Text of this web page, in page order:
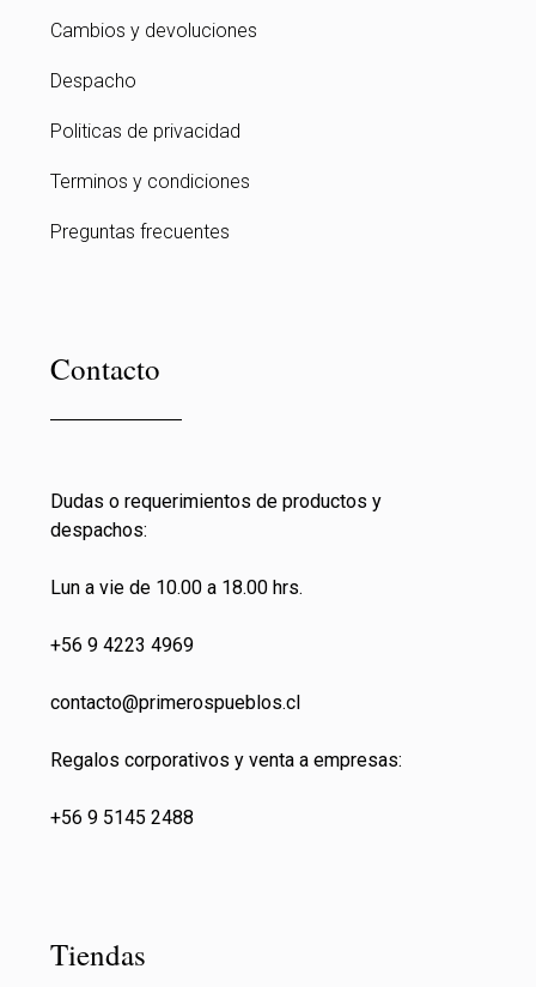
Cambios y devoluciones
Despacho
Politicas de privacidad
Terminos y condiciones
Preguntas frecuentes
Contacto
Dudas o requerimientos de productos y
despachos:
Lun a vie de 10.00 a 18.00 hrs.
+56 9 4223 4969
contacto@primerospueblos.cl
Regalos corporativos y venta a empresas:
+56 9 5145 2488
Tiendas